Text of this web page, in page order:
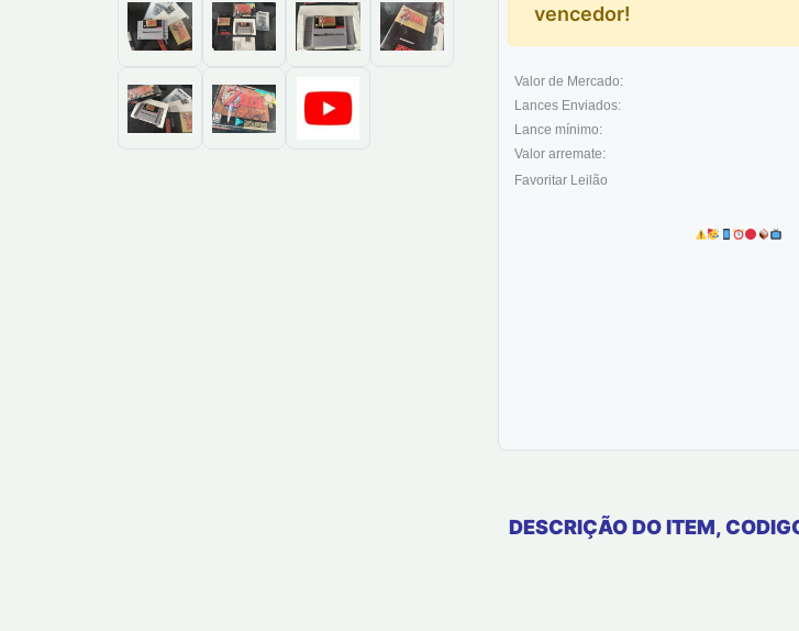
vencedor!
Valor de Mercado:
Lances Enviados:
Lance mínimo:
Valor arremate:
Favoritar Leilão
DESCRIÇÃO DO ITEM,